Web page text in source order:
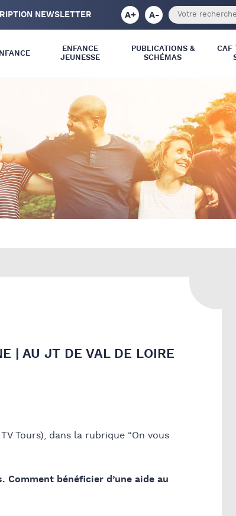
NEWSLETTER A+ A-
–
ENFANCE
JEUNESSE
PUBLICATIONS &
SCHÉMAS
CAF
MON COMPTE
DÉCLARER SON
L’ACTION SOCIALE
ELAN OU UNE
SUBVENTION ?
MONENFANT.FR
LES SITES WEB /
UTILES
| AU JT DE VAL DE LOIRE
Tours), dans la rubrique “On vous
Comment bénéficier d’une aide au